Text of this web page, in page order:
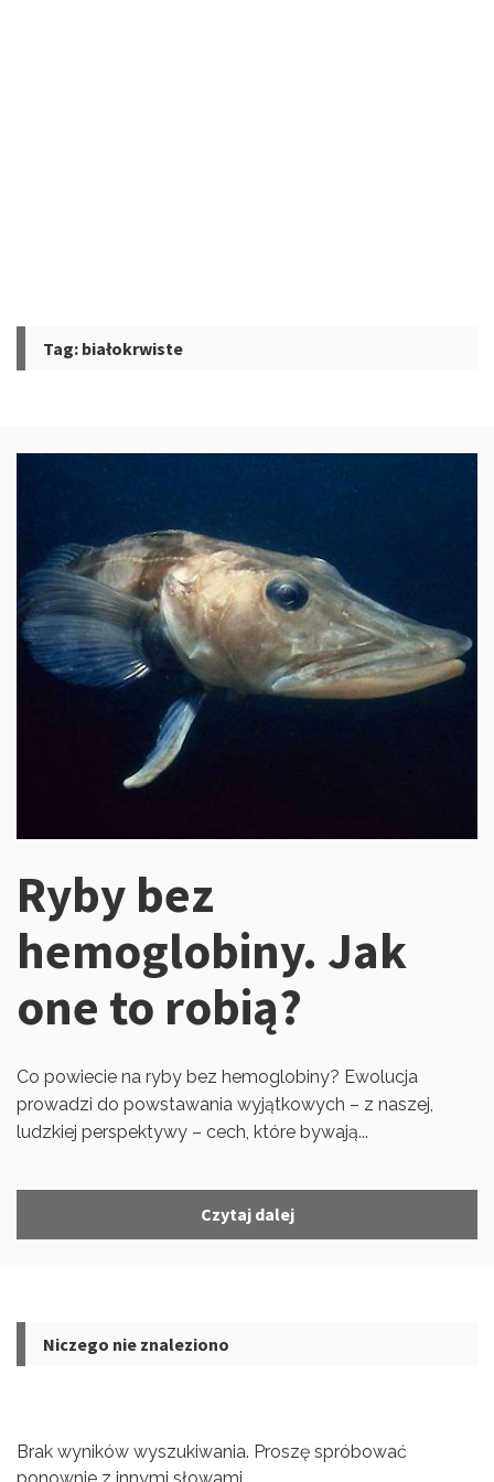
Tag: białokrwiste
Ryby bez
hemoglobiny. Jak
one to robią?
Co powiecie na ryby bez hemoglobiny? Ewolucja
prowadzi do powstawania wyjątkowych – z naszej,
ludzkiej perspektywy – cech, które bywają...
Czytaj dalej
Niczego nie znaleziono
Brak wyników wyszukiwania. Proszę spróbować